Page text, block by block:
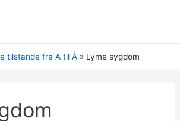
tilstande fra A til Å Lyme sygdom